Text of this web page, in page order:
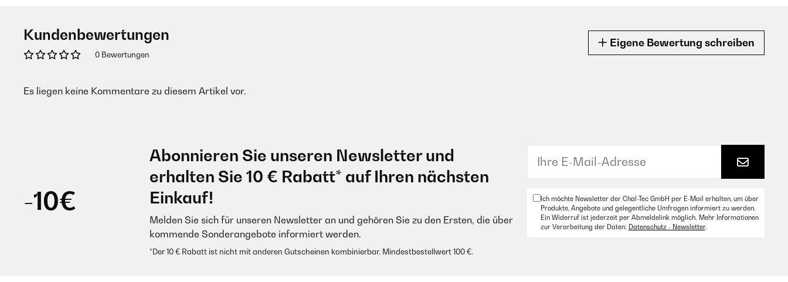
Kundenbewertungen
0 Bewertungen
Eigene Bewertung schreiben
Es liegen keine Kommentare zu diesem Artikel vor.
-10€
Abonnieren Sie unseren Newsletter und
erhalten Sie 10 € Rabatt* auf Ihren nächsten
Einkauf!
Melden Sie sich für unseren Newsletter an und gehören Sie zu den Ersten, die über
kommende Sonderangebote informiert werden.
*Der 10 € Rabatt ist nicht mit anderen Gutscheinen kombinierbar. Mindestbestellwert 100 €.
Ich möchte Newsletter der Chal-Tec GmbH per E-Mail erhalten, um über
Produkte, Angebote und gelegentliche Umfragen informiert zu werden.
Ein Widerruf ist jederzeit per Abmeldelink möglich. Mehr Informationen
zur Verarbeitung der Daten: Datenschutz - Newsletter.